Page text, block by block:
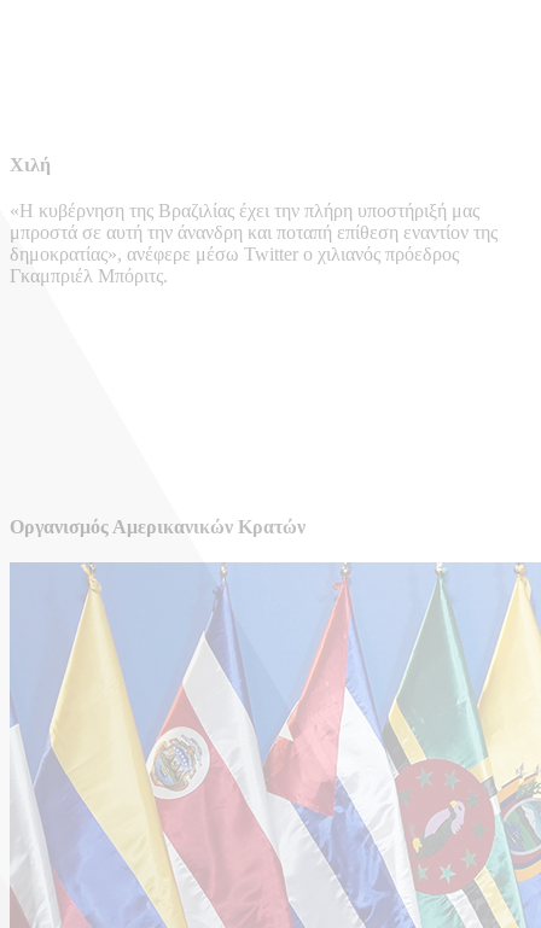
Χιλή
«Η κυβέρνηση της Βραζιλίας έχει την πλήρη υποστήριξή μας
μπροστά σε αυτή την άνανδρη και ποταπή επίθεση εναντίον της
δημοκρατίας», ανέφερε μέσω Twitter ο χιλιανός πρόεδρος
Γκαμπριέλ Μπόριτς.
Οργανισμός Αμερικανικών Κρατών